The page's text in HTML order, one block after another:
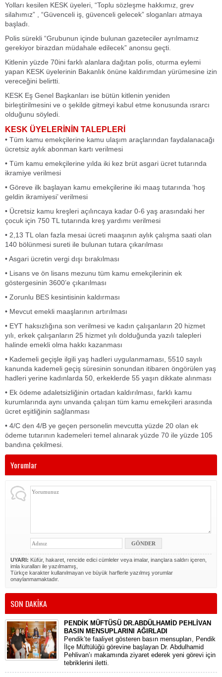
Yolları kesilen KESK üyeleri, “Toplu sözleşme hakkımız, grev
silahımız” , “Güvenceli iş, güvenceli gelecek” sloganları atmaya
başladı.
Polis sürekli “Grubunun içinde bulunan gazeteciler ayrılmamız
gerekiyor birazdan müdahale edilecek” anonsu geçti.
Kitlenin yüzde 70ini farklı alanlara dağıtan polis, oturma eylemi
yapan KESK üyelerinin Bakanlık önüne kaldırımdan yürümesine izin
vereceğini belirtti.
KESK Eş Genel Başkanları ise bütün kitlenin yeniden
birleştirilmesini ve o şekilde gitmeyi kabul etme konusunda ısrarcı
olduğunu söyledi.
KESK ÜYELERİNİN TALEPLERİ
• Tüm kamu emekçilerine kamu ulaşım araçlarından faydalanacağı
ücretsiz aylık abonman kartı verilmesi
• Tüm kamu emekçilerine yılda iki kez brüt asgari ücret tutarında
ikramiye verilmesi
• Göreve ilk başlayan kamu emekçilerine iki maaş tutarında ‘hoş
geldin ikramiyesi’ verilmesi
• Ücretsiz kamu kreşleri açılıncaya kadar 0-6 yaş arasındaki her
çocuk için 750 TL tutarında kreş yardımı verilmesi
• 2,13 TL olan fazla mesai ücreti maaşının aylık çalışma saati olan
140 bölünmesi sureti ile bulunan tutara çıkarılması
• Asgari ücretin vergi dışı bırakılması
• Lisans ve ön lisans mezunu tüm kamu emekçilerinin ek
göstergesinin 3600’e çıkarılması
• Zorunlu BES kesintisinin kaldırması
• Mevcut emekli maaşlarının artırılması
• EYT haksızlığına son verilmesi ve kadın çalışanların 20 hizmet
yılı, erkek çalışanların 25 hizmet yılı dolduğunda yazılı talepleri
halinde emekli olma hakkı kazanması
• Kademeli geçişle ilgili yaş hadleri uygulanmaması, 5510 sayılı
kanunda kademeli geçiş süresinin sonundan itibaren öngörülen yaş
hadleri yerine kadınlarda 50, erkeklerde 55 yaşın dikkate alınması
• Ek ödeme adaletsizliğinin ortadan kaldırılması, farklı kamu
kurumlarında aynı unvanda çalışan tüm kamu emekçileri arasında
ücret eşitliğinin sağlanması
• 4/C den 4/B ye geçen personelin mevcutta yüzde 20 olan ek
ödeme tutarının kademeleri temel alınarak yüzde 70 ile yüzde 105
bandına çekilmesi.
Yorumlar
UYARI: Küfür, hakaret, rencide edici cümleler veya imalar, inançlara saldırı içeren,
imla kuralları ile yazılmamış,
Türkçe karakter kullanılmayan ve büyük harflerle yazılmış yorumlar
onaylanmamaktadır.
SON DAKİKA
PENDİK MÜFTÜSÜ DR.ABDÜLHAMİD PEHLİVAN
BASIN MENSUPLARINI AĞIRLADI
​Pendik’te faaliyet gösteren basın mensupları, Pendik
İlçe Müftülüğü görevine başlayan Dr. Abdulhamid
Pehlivan’ı makamında ziyaret ederek yeni görevi için
tebriklerini iletti.